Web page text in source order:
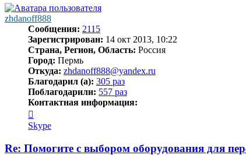
zhdanoff888
Сообщения: 2115
Зарегистрирован: 14 окт 2013, 10:22
Страна, Регион, Область: Россия
Город: Пермь
Откуда: zhdanoff888@yandex.ru
Благодарил (а): 305 раз
Поблагодарили: 557 раз
Контактная информация:
информация
пользователя
Skype
Re: Помогите с выбором оборудования для